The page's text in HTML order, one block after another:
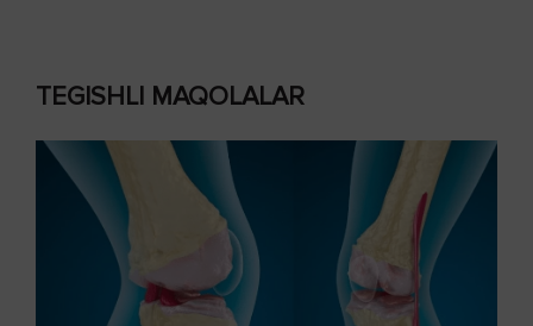
TEGISHLI MAQOLALAR